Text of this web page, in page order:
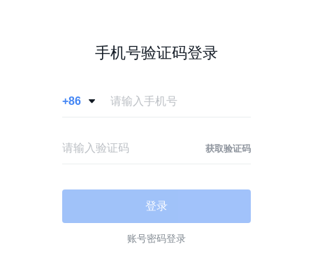
手机号验证码登录
+86 
获取验证码
登录
账号密码登录